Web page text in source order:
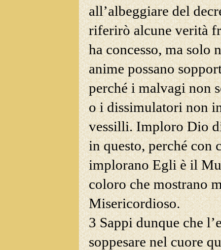
all’albeggiare del
riferirò alcune verità
ha concesso, ma solo
anime possano
perché i malvagi non
o i dissimulatori non
vessilli. Imploro Dio
in questo, perché con
implorano Egli è il
coloro che mostrano
Misericordioso.
3 Sappi dunque che
soppesare nel cuore